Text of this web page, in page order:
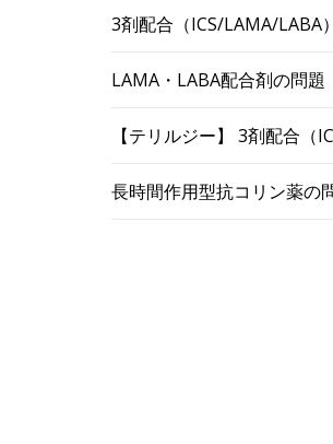
3剤配合（ICS/LAMA/LABA
LAMA・LABA配合剤の問題
【テリルジー】 3剤配合（
長時間作用型抗コリン薬の